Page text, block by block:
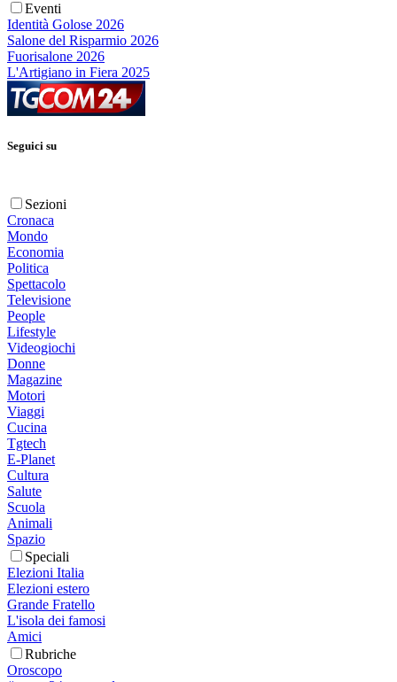
Eventi
Identità Golose 2026
Salone del Risparmio 2026
Fuorisalone 2026
L'Artigiano in Fiera 2025
Seguici su
Sezioni
Cronaca
Mondo
Economia
Politica
Spettacolo
Televisione
People
Lifestyle
Videogiochi
Donne
Magazine
Motori
Viaggi
Cucina
Tgtech
E-Planet
Cultura
Salute
Scuola
Animali
Spazio
Speciali
Elezioni Italia
Elezioni estero
Grande Fratello
L'isola dei famosi
Amici
Rubriche
Oroscopo